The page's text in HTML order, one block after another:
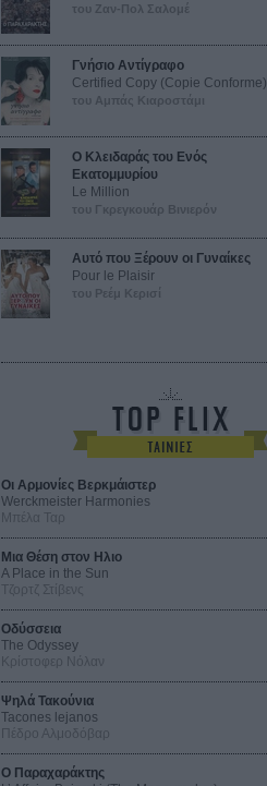
του Ζαν-Πολ Σαλομέ
Γνήσιο Αντίγραφο
Certified Copy (Copie Conforme)
του Αμπάς Κιαροστάμι
Ο Κλειδαράς του Ενός
Εκατομμυρίου
Le Million
του Γκρεγκουάρ Βινιερόν
Αυτό που Ξέρουν οι Γυναίκες
Pour le Plaisir
του Ρεέμ Κερισί
Οι Αρμονίες Βερκμάιστερ
Werckmeister Harmonies
Μπέλα Ταρ
Μια Θέση στον Ηλιο
A Place in the Sun
Τζορτζ Στίβενς
Οδύσσεια
The Odyssey
Κρίστοφερ Νόλαν
Ψηλά Τακούνια
Tacones lejanos
Πέδρο Αλμοδόβαρ
Ο Παραχαράκτης